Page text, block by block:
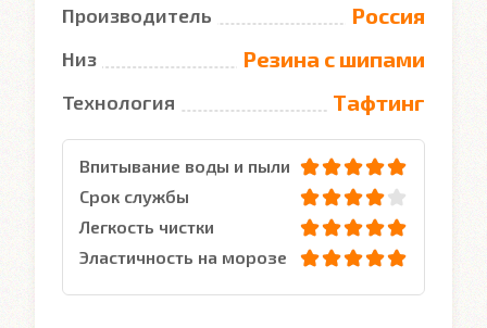
Производитель Россия
Низ Резина с шипами
Технология Тафтинг
Впитывание воды и пыли
Срок службы
Легкость чистки
Эластичность на морозе